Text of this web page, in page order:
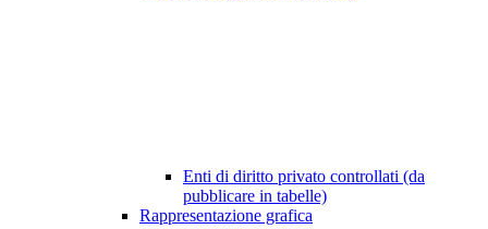
Enti di diritto privato controllati (da
pubblicare in tabelle)
Rappresentazione grafica